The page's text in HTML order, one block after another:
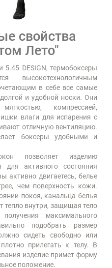
свойства
Лето"
DESIGN, термобоксеры
высокотехнологичным
в себе все самые
и удобной носки. Они
компрессией,
влаги для испарения с
отличную вентиляцию.
боксеры удобными и
позволяет изделию
активного состояния
активно двигаетесь, белье
чем поверхность кожи.
покоя, канальца белья
тепло внутри, защищая тело
максимального
подобрать размер
сидеть свободно или
прилегать к телу. В
изделие примет форму
положение.